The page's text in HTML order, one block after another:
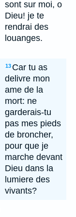
sont sur moi, o
Dieu! je te
rendrai des
louanges.
13 Car tu as
delivre mon
ame de la
mort: ne
garderais-tu
pas mes pieds
de broncher,
pour que je
marche devant
Dieu dans la
lumiere des
vivants?